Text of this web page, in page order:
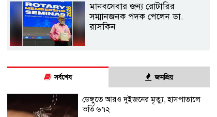
মানবসেবার জন্য রোটারির
সম্মানজনক পদক পেলেন ডা.
রাসকিন
সর্বশেষ জনপ্রিয়
ডেঙ্গুতে আরও দুইজনের মৃত্যু, হাসপাতালে
ভর্তি ৬৭২